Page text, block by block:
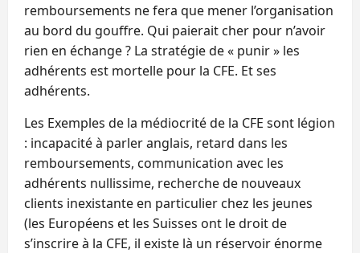
remboursements ne fera que mener l’organisation
au bord du gouffre. Qui paierait cher pour n’avoir
rien en échange ? La stratégie de « punir » les
adhérents est mortelle pour la CFE. Et ses
adhérents.
Les Exemples de la médiocrité de la CFE sont légion
: incapacité à parler anglais, retard dans les
remboursements, communication avec les
adhérents nullissime, recherche de nouveaux
clients inexistante en particulier chez les jeunes
(les Européens et les Suisses ont le droit de
s’inscrire à la CFE, il existe là un réservoir énorme